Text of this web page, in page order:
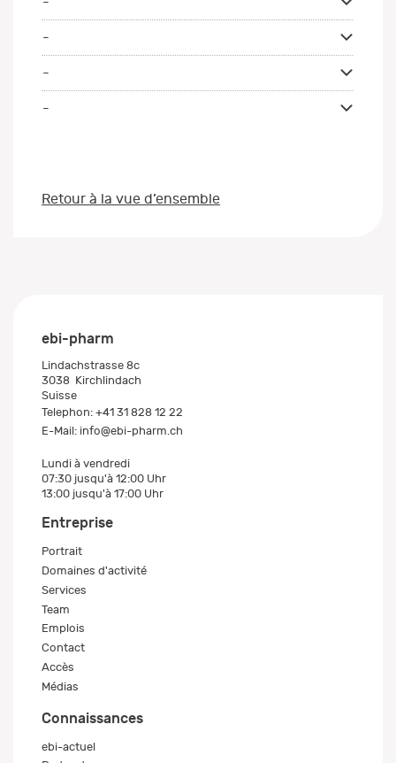
-
-
-
Retour à la vue d’ensemble
ebi-pharm
Lindachstrasse 8c
3038 Kirchlindach
Suisse
Telephon: +41 31 828 12 22
E-Mail: info@ebi-pharm.ch
Lundi à vendredi
07:30 jusqu'à 12:00 Uhr
13:00 jusqu'à 17:00 Uhr
Entreprise
Portrait
Domaines d'activité
Services
Team
Emplois
Contact
Accès
Médias
Connaissances
ebi-actuel